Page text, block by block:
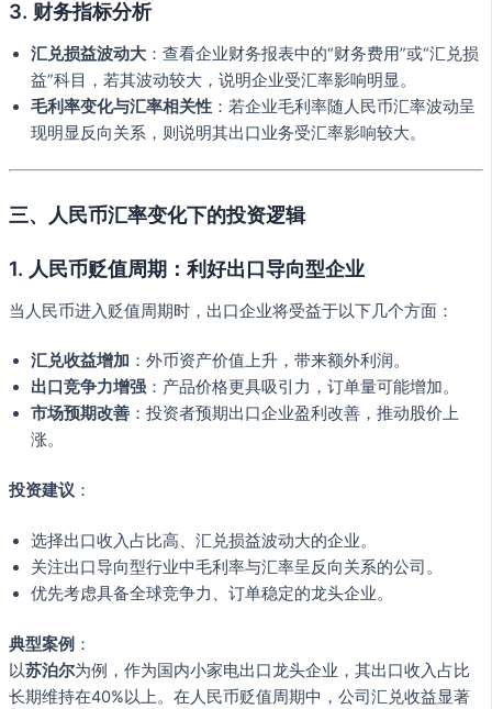
3. 财务指标分析
汇兑损益波动大 ：查看企业财务报表中的“财务费用”或“汇兑损
益”科目，若其波动较大，说明企业受汇率影响明显。
毛利率变化与汇率相关性 ：若企业毛利率随人民币汇率波动呈
现明显反向关系，则说明其出口业务受汇率影响较大。
三、人民币汇率变化下的投资逻辑
1. 人民币贬值周期：利好出口导向型企业
当人民币进入贬值周期时，出口企业将受益于以下几个方面：
汇兑收益增加 ：外币资产价值上升，带来额外利润。
出口竞争力增强 ：产品价格更具吸引力，订单量可能增加。
市场预期改善 ：投资者预期出口企业盈利改善，推动股价上
涨。
投资建议 ：
选择出口收入占比高、汇兑损益波动大的企业。
关注出口导向型行业中毛利率与汇率呈反向关系的公司。
优先考虑具备全球竞争力、订单稳定的龙头企业。
典型案例 ：
以苏泊尔为例，作为国内小家电出口龙头企业，其出口收入占比
长期维持在40%以上。在人民币贬值周期中，公司汇兑收益显著